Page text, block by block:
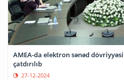
AMEA-da elektron sənəd
çatdırılıb
27-12-2024